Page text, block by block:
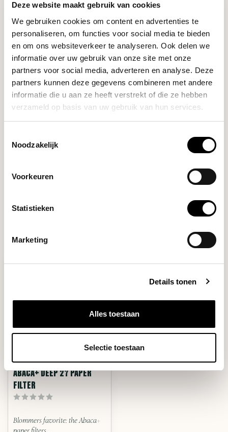
Deze website maakt gebruik van cookies
We gebruiken cookies om content en advertenties te
personaliseren, om functies voor social media te bieden
en om ons websiteverkeer te analyseren. Ook delen we
informatie over uw gebruik van onze site met onze
partners voor social media, adverteren en analyse. Deze
partners kunnen deze gegevens combineren met andere
informatie die u aan ze heeft verstrekt of die ze hebben
verzameld op basis van uw gebruik van hun services.
Noodzakelijk
Voorkeuren
Statistieken
Marketing
Details tonen
Alles toestaan
Selectie toestaan
SPECIFICATIES
GERELATEERDE PRODUCTEN
Cafec
Tritan Flower Dripper Deep
27 (Black Transparant)
€19,90
HULP NODIG BIJ JE KEUZE?
RECENT BEKEKEN
Cafec
ABACA+ DEEP 27 PAPER
FILTER
Blommers favorite: the Abaca+